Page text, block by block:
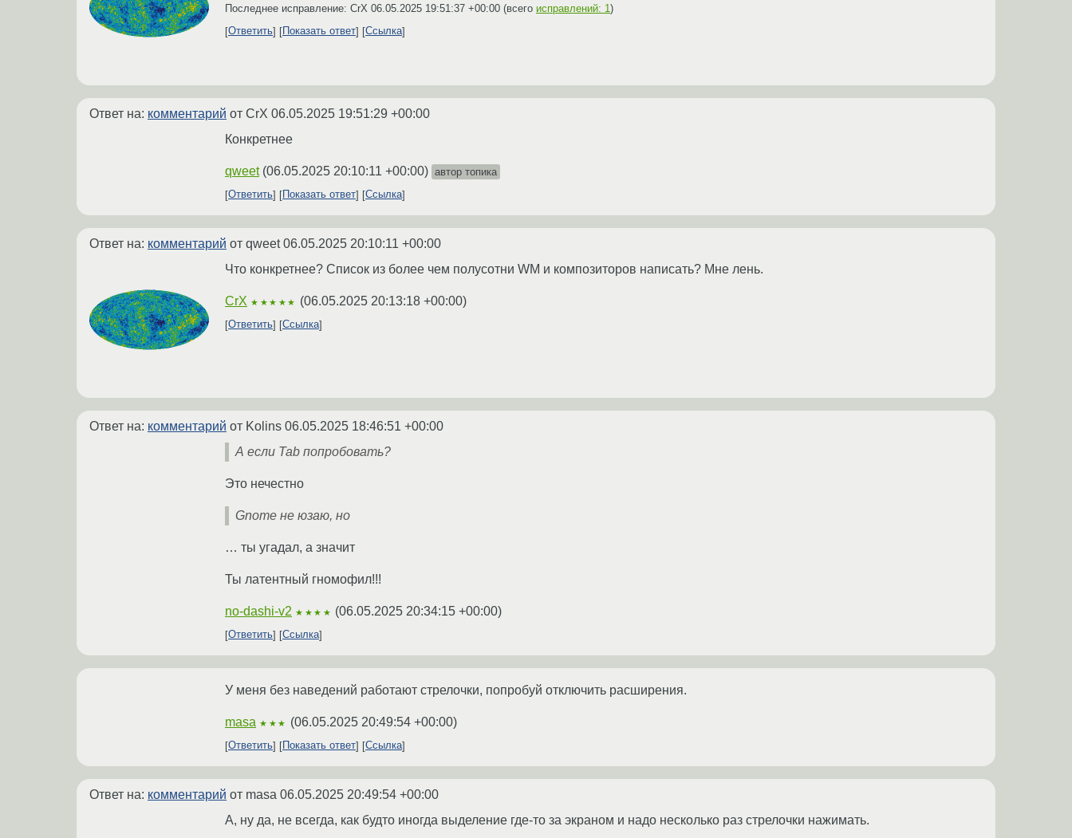
Последнее исправление: CrX 06.05.2025 19:51:37 +00:00 (всего исправлений: 1)
Ответить
Показать ответ Ссылка
Ответ на: комментарий от CrX 06.05.2025 19:51:29 +00:00
Конкретнее
qweet (06.05.2025 20:10:11 +00:00) автор топика
Ответить
Показать ответ Ссылка
Ответ на: комментарий от qweet06.05.2025 20:10:11 +00:00
Что конкретнее? Список из более чем полусотни WM и композиторов написать? Мне лень.
CrX ★★★★★ (06.05.2025 20:13:18 +00:00)
Ответить Ссылка
Ответ на: комментарий от Kolins 06.05.2025 18:46:51 +00:00
А если Tab попробовать?
Это нечестно
Gnome не юзаю, но
… ты угадал, а значит
Ты латентный гномофил!!!
no-dashi-v2 ★★★★ (06.05.2025 20:34:15 +00:00)
Ответить Ссылка
У меня без наведений работают стрелочки, попробуй отключить расширения.
masa ★★★ (06.05.2025 20:49:54 +00:00)
Ответить Показать ответ Ссылка
Ответ на: комментарий от masa 06.05.2025 20:49:54 +00:00
А, ну да, не всегда, как будто иногда выделение где-то за экраном и надо несколько раз стрелочки нажимать.